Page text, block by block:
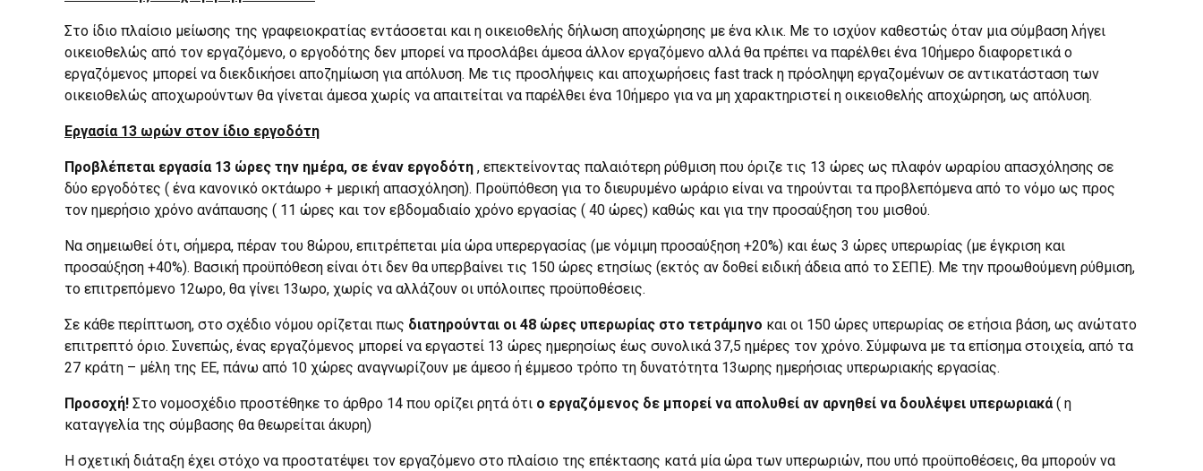
Στο ίδιο πλαίσιο μείωσης της γραφειοκρατίας εντάσσεται και η οικειοθελής δήλωση αποχώρησης με ένα κλικ. Με το ισχύον καθεστώς όταν μια σύμβαση λήγει
οικειοθελώς από τον εργαζόμενο, ο εργοδότης δεν μπορεί να προσλάβει άμεσα άλλον εργαζόμενο αλλά θα πρέπει να παρέλθει ένα 10ήμερο διαφορετικά ο
εργαζόμενος μπορεί να διεκδικήσει αποζημίωση για απόλυση. Με τις προσλήψεις και αποχωρήσεις fast track η πρόσληψη εργαζομένων σε αντικατάσταση των
οικειοθελώς αποχωρούντων θα γίνεται άμεσα χωρίς να απαιτείται να παρέλθει ένα 10ήμερο για να μη χαρακτηριστεί η οικειοθελής αποχώρηση, ως απόλυση.
Εργασία 13 ωρών στον ίδιο εργοδότη
Προβλέπεται εργασία 13 ώρες την ημέρα, σε έναν εργοδότη , επεκτείνοντας παλαιότερη ρύθμιση που όριζε τις 13 ώρες ως πλαφόν ωραρίου απασχόλησης σε
δύο εργοδότες ( ένα κανονικό οκτάωρο + μερική απασχόληση). Προϋπόθεση για το διευρυμένο ωράριο είναι να τηρούνται τα προβλεπόμενα από το νόμο ως προς
τον ημερήσιο χρόνο ανάπαυσης ( 11 ώρες και τον εβδομαδιαίο χρόνο εργασίας ( 40 ώρες) καθώς και για την προσαύξηση του μισθού.
Να σημειωθεί ότι, σήμερα, πέραν του 8ώρου, επιτρέπεται μία ώρα υπερεργασίας (με νόμιμη προσαύξηση +20%) και έως 3 ώρες υπερωρίας (με έγκριση και
προσαύξηση +40%). Βασική προϋπόθεση είναι ότι δεν θα υπερβαίνει τις 150 ώρες ετησίως (εκτός αν δοθεί ειδική άδεια από το ΣΕΠΕ). Με την προωθούμενη ρύθμιση,
το επιτρεπόμενο 12ωρο, θα γίνει 13ωρο, χωρίς να αλλάζουν οι υπόλοιπες προϋποθέσεις.
Σε κάθε περίπτωση, στο σχέδιο νόμου ορίζεται πως διατηρούνται οι 48 ώρες υπερωρίας στο τετράμηνο και οι 150 ώρες υπερωρίας σε ετήσια βάση, ως ανώτατο
επιτρεπτό όριο. Συνεπώς, ένας εργαζόμενος μπορεί να εργαστεί 13 ώρες ημερησίως έως συνολικά 37,5 ημέρες τον χρόνο. Σύμφωνα με τα επίσημα στοιχεία, από τα
27 κράτη – μέλη της ΕΕ, πάνω από 10 χώρες αναγνωρίζουν με άμεσο ή έμμεσο τρόπο τη δυνατότητα 13ωρης ημερήσιας υπερωριακής εργασίας.
Προσοχή! Στο νομοσχέδιο προστέθηκε το άρθρο 14 που ορίζει ρητά ότι ο εργαζόμενος δε μπορεί να απολυθεί αν αρνηθεί να δουλέψει υπερωριακά( η
καταγγελία της σύμβασης θα θεωρείται άκυρη)
Η σχετική διάταξη έχει στόχο να προστατέψει τον εργαζόμενο στο πλαίσιο της επέκτασης κατά μία ώρα των υπερωριών, που υπό προϋποθέσεις, θα μπορούν να